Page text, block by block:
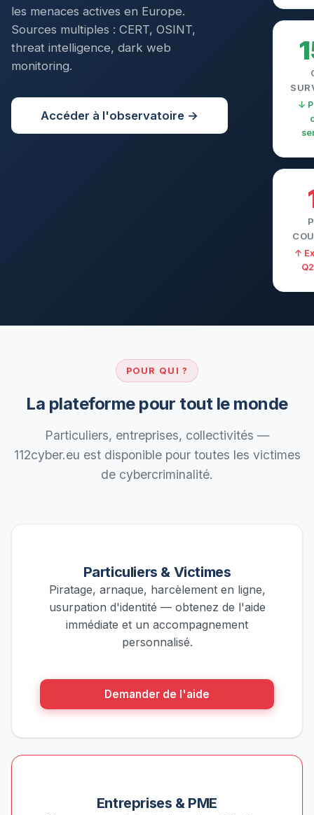
les menaces actives en Europe.
Sources multiples : CERT, OSINT,
threat intelligence, dark web
monitoring.
Accéder à l'observatoire →
↓
↑
POUR QUI ?
La plateforme pour tout le monde
Particuliers, entreprises, collectivités —
112cyber.eu est disponible pour toutes les victimes
de cybercriminalité.
Particuliers & Victimes
Piratage, arnaque, harcèlement en ligne,
usurpation d'identité — obtenez de l'aide
immédiate et un accompagnement
personnalisé.
Demander de l'aide
Entreprises & PME